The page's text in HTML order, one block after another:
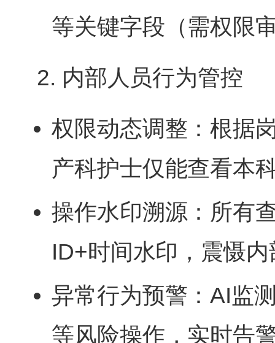
等关键字段（需权限
2. 内部人员行为管控
权限动态调整：根据
产科护士仅能查看本
操作水印溯源：所有
ID+时间水印，震慑
异常行为预警：AI监
等风险操作，实时告